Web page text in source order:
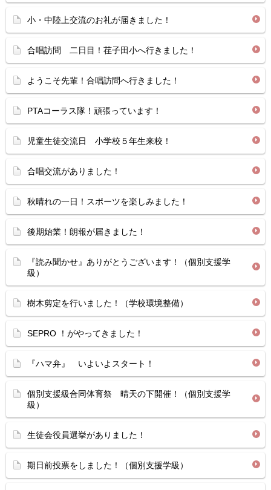
小・中陸上交流のお礼が届きました！
合唱訪問 二日目！荏子田小へ行きました！
ようこそ先輩！合唱訪問へ行きました！
PTAコーラス隊！頑張っています！
児童生徒交流日 小学校５年生来校！
合唱交流がありました！
秋晴れの一日！スポーツを楽しみました！
後期始業！朗報が届きました！
『読み聞かせ』ありがとうございます！（個別支援学
級）
樹木剪定を行いました！（学校環境整備）
SEPRO ！がやってきました！
『ハマ弁』 いよいよスタート！
個別支援級合同体育祭 晴天の下開催！（個別支援学
級）
生徒会役員選挙がありました！
期日前投票をしました！（個別支援学級）